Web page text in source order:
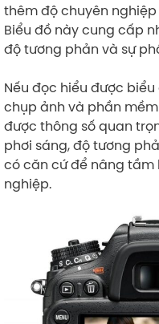
thêm độ chuyên
Biểu đồ này cung cấp
độ tương phản và sự
Nếu đọc hiểu được
chụp ảnh và phần
được thông số quan
phơi sáng, độ tương
có căn cứ để nâng
nghiệp.